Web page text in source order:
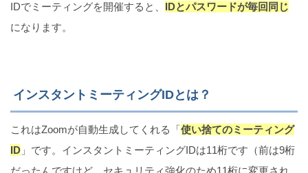
IDでミーティングを開催すると、 IDとパスワードが毎回同じ
になります。
インスタントミーティングIDとは？
これはZoomが自動生成してくれる「使い捨てのミーティング
ID 」です。インスタントミーティングIDは11桁です（前は9桁